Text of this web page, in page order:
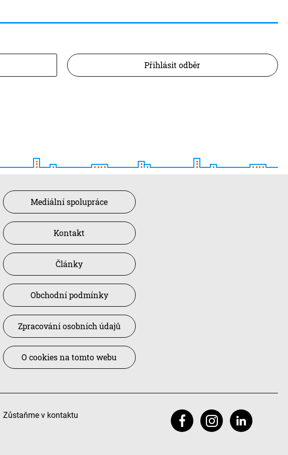
Přihlásit odběr
Mediální spolupráce
Kontakt
Články
Obchodní podmínky
Zpracování osobních údajů
O cookies na tomto webu
Zůstaňme v kontaktu